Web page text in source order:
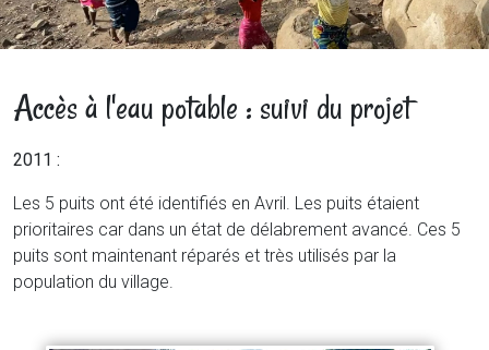
Accès à l'eau potable : suivi du projet
2011 :
Les 5 puits ont été identifiés en Avril. Les puits étaient
prioritaires car dans un état de délabrement avancé. Ces 5
puits sont maintenant réparés et très utilisés par la
population du village.